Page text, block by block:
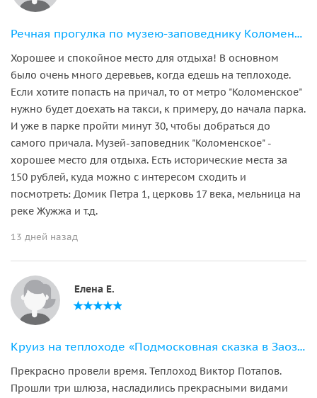
Речная прогулка по музею-заповеднику Коломенское
Хорошее и спокойное место для отдыха! В основном
было очень много деревьев, когда едешь на теплоходе.
Если хотите попасть на причал, то от метро "Коломенское"
нужно будет доехать на такси, к примеру, до начала парка.
И уже в парке пройти минут 30, чтобы добраться до
самого причала. Музей-заповедник "Коломенское" -
хорошее место для отдыха. Есть исторические места за
150 рублей, куда можно с интересом сходить и
посмотреть: Домик Петра 1, церковь 17 века, мельница на
реке Жужжа и т.д.
13 дней назад
Елена Е.
Круиз на теплоходе «Подмосковная сказка в Заозерье»
Прекрасно провели время. Теплоход Виктор Потапов.
Прошли три шлюза, насладились прекрасными видами